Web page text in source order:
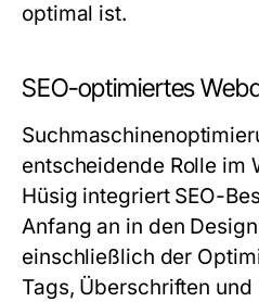
optimal ist.
SEO-optimiertes
entscheidende Rolle im
Hüsig integriert SEO-
Anfang an in den
einschließlich der
Tags, Überschriften